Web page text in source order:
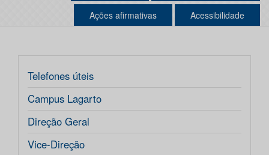
Ações afirmativas Acessibilidade
Telefones úteis
Campus Lagarto
Direção Geral
Vice-Direção